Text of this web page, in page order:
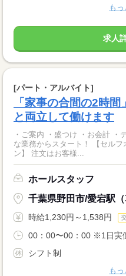
も
求人
[パート・アルバイト]
「家事の合間の2時
と両立して働けます
・ご案内 ・盛つけ ・お会計
な業務からスタート！ 【セルフオーダー導入なので接客がカンタ
ン】 注文はお客様...
ホールスタッフ
千葉県野田市/愛宕駅（
時給1,230円～1,538円
00：00〜00：00 ※1日実
シフト制
も